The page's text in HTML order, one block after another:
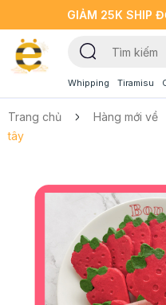
GIẢM 25K SHIP
Whipping Tiramisu
Trang chủ Hàng mới về
tây